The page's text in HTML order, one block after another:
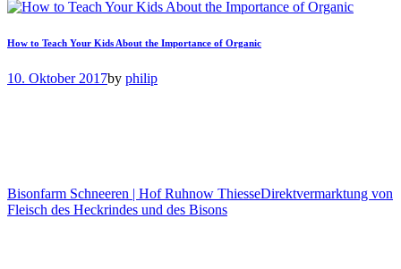
How to Teach Your Kids About the Importance of Organic
10. Oktober 2017by philip
Bisonfarm Schneeren | Hof Ruhnow ThiesseDirektvermarktung von
Fleisch des Heckrindes und des Bisons